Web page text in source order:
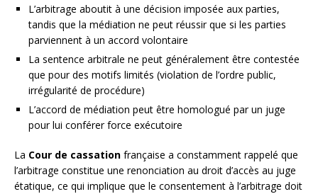
L’arbitrage aboutit à une décision imposée aux parties,
tandis que la médiation ne peut réussir que si les parties
parviennent à un accord volontaire
La sentence arbitrale ne peut généralement être contestée
que pour des motifs limités (violation de l’ordre public,
irrégularité de procédure)
L’accord de médiation peut être homologué par un juge
pour lui conférer force exécutoire
La Cour de cassation française a constamment rappelé que
l’arbitrage constitue une renonciation au droit d’accès au juge
étatique, ce qui implique que le consentement à l’arbitrage doit